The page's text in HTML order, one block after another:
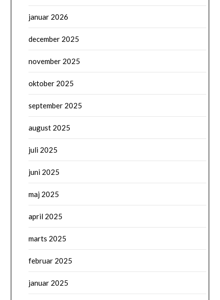
januar 2026
december 2025
november 2025
oktober 2025
september 2025
august 2025
juli 2025
juni 2025
maj 2025
april 2025
marts 2025
februar 2025
januar 2025